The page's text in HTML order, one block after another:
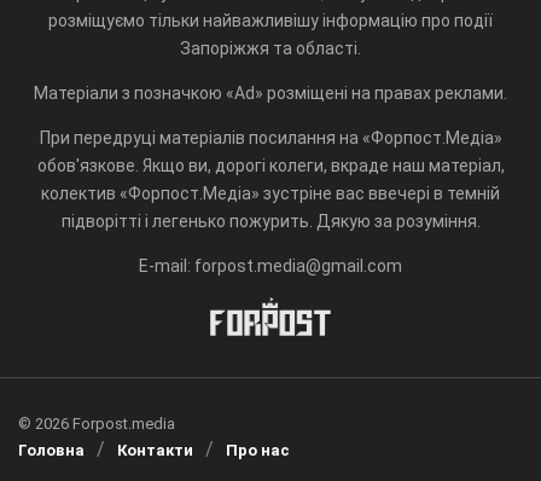
розміщуємо тільки найважливішу інформацію про події
Запоріжжя та області.
Матеріали з позначкою «Ad» розміщені на правах реклами.
При передруці матеріалів посилання на «Форпост.Медіа»
обов'язкове. Якщо ви, дорогі колеги, вкраде наш матеріал,
колектив «Форпост.Медіа» зустріне вас ввечері в темній
підворітті і легенько пожурить. Дякую за розуміння.
E-mail: forpost.media@gmail.com
© 2026 Forpost.media
Головна
Контакти Про нас